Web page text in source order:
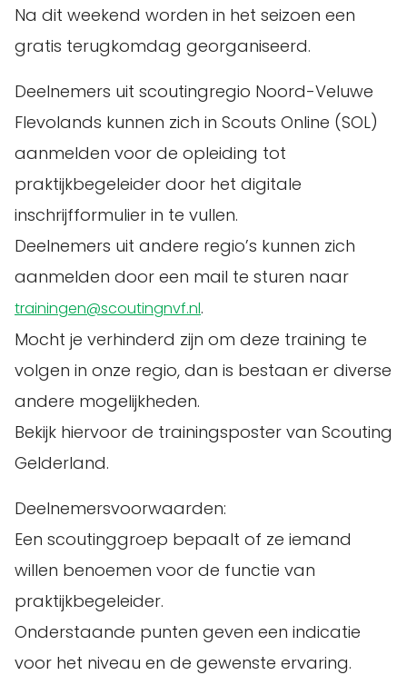
Na dit weekend worden in het seizoen een
gratis terugkomdag georganiseerd.
Deelnemers uit scoutingregio Noord-Veluwe
Flevolands kunnen zich in Scouts Online (SOL)
aanmelden voor de opleiding tot
praktijkbegeleider door het digitale
inschrijfformulier in te vullen.
Deelnemers uit andere regio’s kunnen zich
aanmelden door een mail te sturen naar
trainingen@scoutingnvf.nl.
Mocht je verhinderd zijn om deze training te
volgen in onze regio, dan is bestaan er diverse
andere mogelijkheden.
Bekijk hiervoor de trainingsposter van Scouting
Gelderland.
Deelnemersvoorwaarden:
Een scoutinggroep bepaalt of ze iemand
willen benoemen voor de functie van
praktijkbegeleider.
Onderstaande punten geven een indicatie
voor het niveau en de gewenste ervaring.